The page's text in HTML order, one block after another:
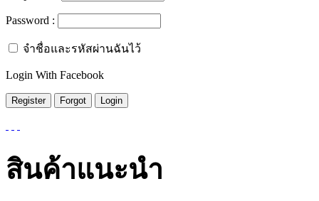
Password :
จำชื่อและรหัสผ่านฉันไว้
Login With Facebook
สินค้าแนะนำ